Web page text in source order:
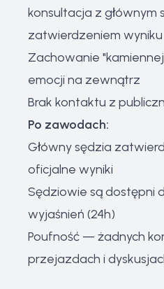
konsultacja z głównym
zatwierdzeniem wyniku
Zachowanie
emocji na zewnątrz
Brak kontaktu z
Po zawodach:
Główny sędzia
oficjalne wyniki
Sędziowie są dostępni
wyjaśnień (24h)
Poufność — żadnych
przejazdach i